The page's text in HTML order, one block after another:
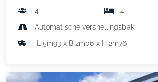
4
4
Automatische versnellingsbak
L 5m93 x B 2m06 x H 2m76